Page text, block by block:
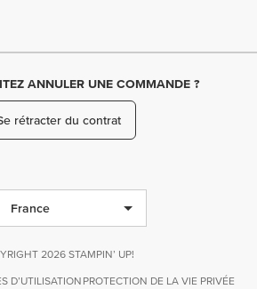
ANNULER UNE COMMANDE ?
rétracter du contrat
France
2026 STAMPIN’ UP!
D’UTILISATION PROTECTION DE LA VIE PRIVÉE